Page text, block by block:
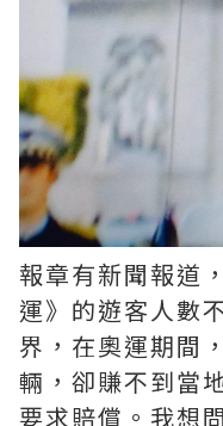
報章有新聞報道
運》的遊客人數
界，在奧運期間
輛，卻賺不到當
要求賠償。我想